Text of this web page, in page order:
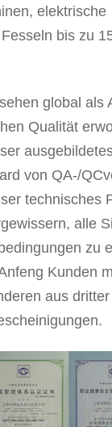
elektrische
bis zu
global als
Qualität
von QA-/
technisches
alle
zu
Kunden
aus dritter